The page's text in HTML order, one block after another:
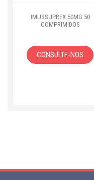
IMUSSUPREX 50MG 50
COMPRIMIDOS
CONSULTE-NOS